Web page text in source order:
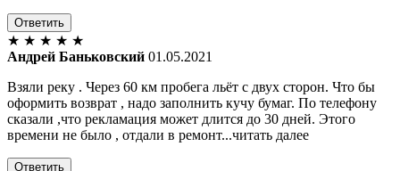
Ответить
★ ★ ★ ★ ★
Андрей Баньковский 01.05.2021
Взяли реку . Через 60 км пробега льёт с двух сторон. Что бы
оформить возврат , надо заполнить кучу бумаг. По телефону
сказали ,что рекламация может длится до 30 дней. Этого
времени не было , отдали в ремонт...читать далее
Ответить